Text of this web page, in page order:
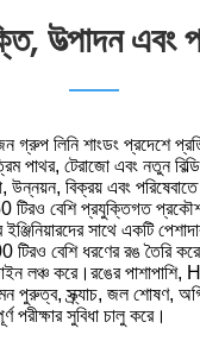
উত্পাদন এবং
লিনি শাংডং প্রদেশে
পাথর, টেরাজো এবং নতুন
উন্নয়ন, বিক্রয় এবং
টিরও বেশি প্রযুক্তিগত
সাথে একটি
বেশি ধরণের রঙ তৈরি
লঞ্চ করে।রঙের পাশাপাশি,
পুরুত্ব, স্ক্র্যাচ, জল শোষণ,
পরীক্ষার সুবিধা চালু করে।